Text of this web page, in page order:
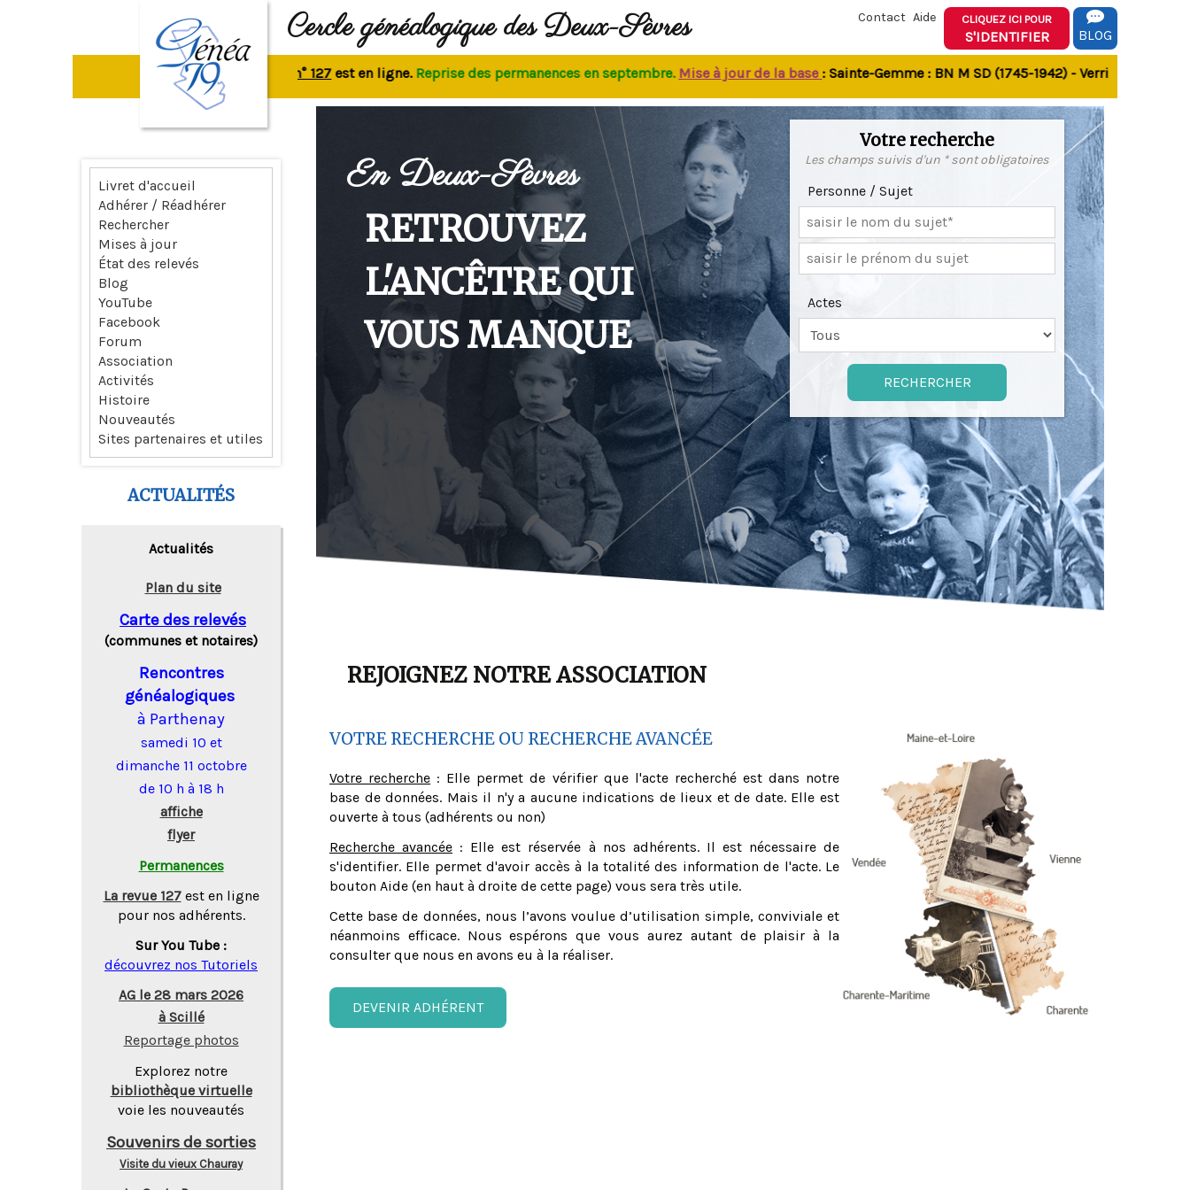
Cercle généalogique des Deux-Sèvres Contact Aide CLIQUEZ ICI POUR
S'IDENTIFIER BLOG
La revue n° 127est en ligne.Reprise des permanences en septembre.Mise à jour de la base: Sainte-Gemme : BN M SD (1745-1942) - Verrines-sous-
En Deux-Sèvres
RETROUVEZ
L'ANCÊTRE QUI
VOUS MANQUE
Votre recherche
Les champs suivis d'un * sont obligatoires
Personne / Sujet
Actes
REJOIGNEZ NOTRE ASSOCIATION
VOTRE RECHERCHE OU RECHERCHE AVANCÉE
Votre recherche : Elle permet de vérifier que l'acte recherché est dans notre
base de données. Mais il n'y a aucune indications de lieux et de date. Elle est
ouverte à tous (adhérents ou non)
Recherche avancée : Elle est réservée à nos adhérents. Il est nécessaire de
s'identifier. Elle permet d'avoir accès à la totalité des information de l'acte. Le
bouton Aide (en haut à droite de cette page) vous sera très utile.
Cette base de données, nous l’avons voulue d’utilisation simple, conviviale et
néanmoins efficace. Nous espérons que vous aurez autant de plaisir à la
consulter que nous en avons eu à la réaliser.
DEVENIR ADHÉRENT
Livret d'accueil
Adhérer / Réadhérer
Rechercher
Mises à jour
État des relevés
Blog
YouTube
Facebook
Forum
Association
Activités
Histoire
Nouveautés
Sites partenaires et utiles
ACTUALITÉS
Actualités
Plan du site
Carte des relevés
(communes et notaires)
Rencontres
généalogiques
à Parthenay
samedi 10 et
dimanche 11 octobre
de 10 h à 18 h
affiche
flyer
Permanences
La revue 127 est en ligne
pour nos adhérents.
Sur You Tube :
découvrez nos Tutoriels
AG le 28 mars 2026
à Scillé
Reportage photos
Explorez notre
bibliothèque virtuelle
voie les nouveautés
Souvenirs de sorties
Visite du vieux Chauray